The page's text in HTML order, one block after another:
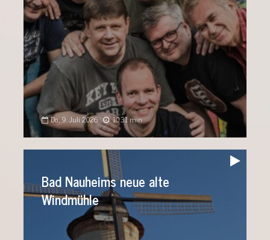
Do., 9. Juli 2026 10:31 min
Audio-
Player
Bad Nauheims neue alte
Windmühle